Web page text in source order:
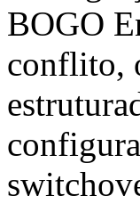
BOGO
conflito,